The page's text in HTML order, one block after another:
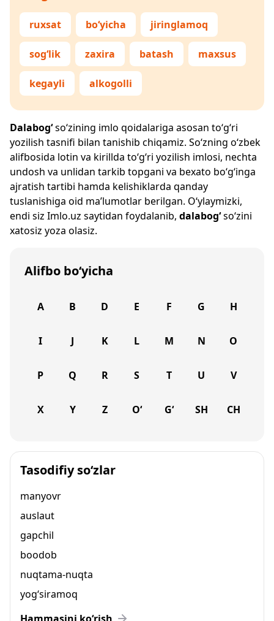
ruxsat bo‘yicha jiringlamoq
sog‘lik zaxira batash maxsus
kegayli alkogolli
Dalabog‘so‘zining imlo qoidalariga asosan to‘g‘ri
yozilish tasnifi bilan tanishib chiqamiz. So‘zning o‘zbek
alifbosida lotin va kirillda to‘g‘ri yozilish imlosi, nechta
undosh va unlidan tarkib topgani va bexato bo‘g‘inga
ajratish tartibi hamda kelishiklarda qanday
tuslanishiga oid ma’lumotlar berilgan. O‘ylaymizki,
endi siz Imlo.uz saytidan foydalanib, dalabog‘so‘zini
xatosiz yoza olasiz.
Alifbo bo‘yicha
A B D E F G H
I J K L M N O
P Q R S T U V
X Y Z O‘ G‘ SH CH
Tasodifiy so‘zlar
manyovr
auslaut
gapchil
boodob
nuqtama-nuqta
yog‘siramoq